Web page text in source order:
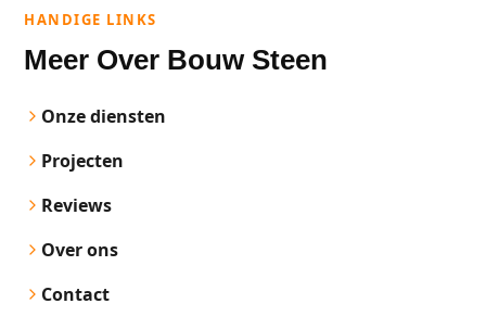
HANDIGE LINKS
Meer Over Bouw Steen
Onze diensten
Projecten
Reviews
Over ons
Contact